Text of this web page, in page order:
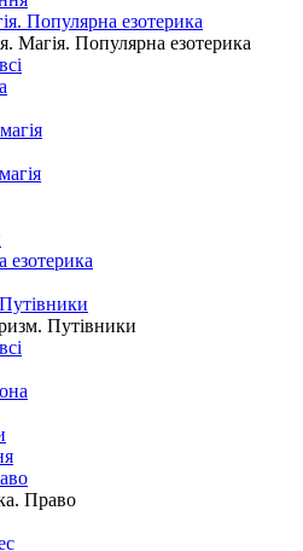
Популярна езотерика
Магія. Популярна езотерика
езотерика
Путівники
Право